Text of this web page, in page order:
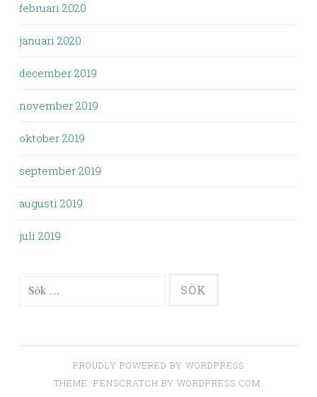
februari 2020
januari 2020
december 2019
november 2019
oktober 2019
september 2019
augusti 2019
juli 2019
Sök
PROUDLY POWERED BY WORDPRESS
THEME: PENSCRATCH BY WORDPRESS.COM